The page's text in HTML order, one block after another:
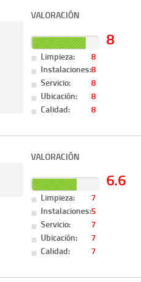
VALORACIÓN
8
Limpieza:
8
Instalaciones:8
Servicio:
8
Ubicación:
8
Calidad:
8
VALORACIÓN
6.6
Limpieza:
7
Instalaciones:5
Servicio:
7
Ubicación:
7
Calidad:
7